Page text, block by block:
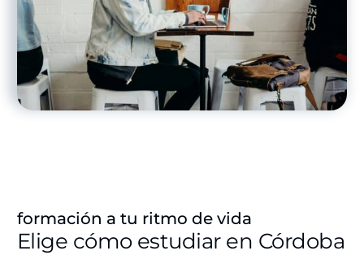
formación a tu ritmo de vida
Elige cómo estudiar en Córdoba